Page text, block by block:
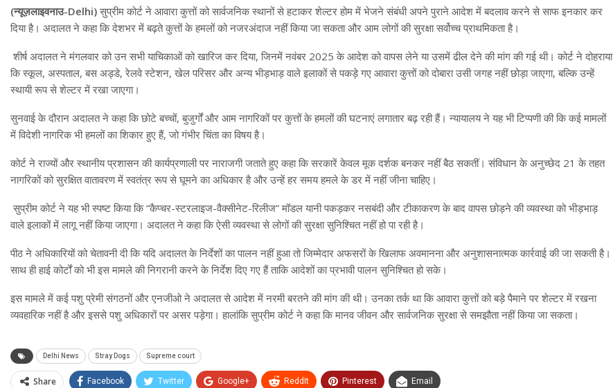
(न्यूज़लाइवनाउ-Delhi)सुप्रीम कोर्ट ने आवारा कुत्तों को सार्वजनिक स्थानों से हटाकर शेल्टर होम में भेजने संबंधी अपने पुराने आदेश में बदलाव करने से साफ इनकार कर
दिया है। अदालत ने कहा कि देशभर में बढ़ते कुत्तों के हमलों को नजरअंदाज नहीं किया जा सकता और आम लोगों की सुरक्षा सर्वोच्च प्राथमिकता है।
शीर्ष अदालत ने मंगलवार को उन सभी याचिकाओं को खारिज कर दिया, जिनमें नवंबर 2025 के आदेश को वापस लेने या उसमें ढील देने की मांग की गई थी। कोर्ट ने दोहराया
कि स्कूल, अस्पताल, बस अड्डे, रेलवे स्टेशन, खेल परिसर और अन्य भीड़भाड़ वाले इलाकों से पकड़े गए आवारा कुत्तों को दोबारा उसी जगह नहीं छोड़ा जाएगा, बल्कि उन्हें
स्थायी रूप से शेल्टर में रखा जाएगा।
सुनवाई के दौरान अदालत ने कहा कि छोटे बच्चों, बुजुर्गों और आम नागरिकों पर कुत्तों के हमलों की घटनाएं लगातार बढ़ रही हैं। न्यायालय ने यह भी टिप्पणी की कि कई मामलों
में विदेशी नागरिक भी हमलों का शिकार हुए हैं, जो गंभीर चिंता का विषय है।
कोर्ट ने राज्यों और स्थानीय प्रशासन की कार्यप्रणाली पर नाराजगी जताते हुए कहा कि सरकारें केवल मूक दर्शक बनकर नहीं बैठ सकतीं। संविधान के अनुच्छेद 21 के तहत
नागरिकों को सुरक्षित वातावरण में स्वतंत्र रूप से घूमने का अधिकार है और उन्हें हर समय हमले के डर में नहीं जीना चाहिए।
सुप्रीम कोर्ट ने यह भी स्पष्ट किया कि “कैप्चर-स्टरलाइज-वैक्सीनेट-रिलीज” मॉडल यानी पकड़कर नसबंदी और टीकाकरण के बाद वापस छोड़ने की व्यवस्था को भीड़भाड़
वाले इलाकों में लागू नहीं किया जाएगा। अदालत ने कहा कि ऐसी व्यवस्था से लोगों की सुरक्षा सुनिश्चित नहीं हो पा रही है।
पीठ ने अधिकारियों को चेतावनी दी कि यदि अदालत के निर्देशों का पालन नहीं हुआ तो जिम्मेदार अफसरों के खिलाफ अवमानना और अनुशासनात्मक कार्रवाई की जा सकती है।
साथ ही हाई कोर्टों को भी इस मामले की निगरानी करने के निर्देश दिए गए हैं ताकि आदेशों का प्रभावी पालन सुनिश्चित हो सके।
इस मामले में कई पशु प्रेमी संगठनों और एनजीओ ने अदालत से आदेश में नरमी बरतने की मांग की थी। उनका तर्क था कि आवारा कुत्तों को बड़े पैमाने पर शेल्टर में रखना
व्यवहारिक नहीं है और इससे पशु अधिकारों पर असर पड़ेगा। हालांकि सुप्रीम कोर्ट ने कहा कि मानव जीवन और सार्वजनिक सुरक्षा से समझौता नहीं किया जा सकता।
Delhi News Stray Dogs Supreme court
Share Facebook Twitter Google+ ReddIt Pinterest Email